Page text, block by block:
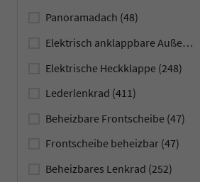
Panoramadach (48)
Elektrisch anklappbare
Elektrische Heckklappe (248)
Lederlenkrad (411)
Beheizbare Frontscheibe (47)
Frontscheibe beheizbar (47)
Beheizbares Lenkrad (252)